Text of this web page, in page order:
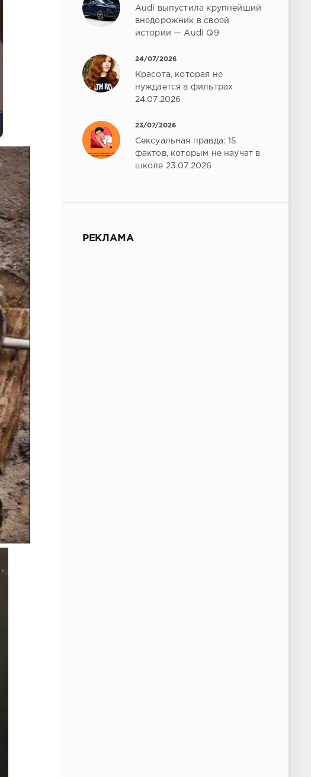
Audi выпустила крупнейший
внедорожник в своей
истории — Audi Q9
24/07/2026
Красота, которая не
нуждается в фильтрах
24.07.2026
23/07/2026
Сексуальная правда: 15
фактов, которым не научат в
школе 23.07.2026
РЕКЛАМА